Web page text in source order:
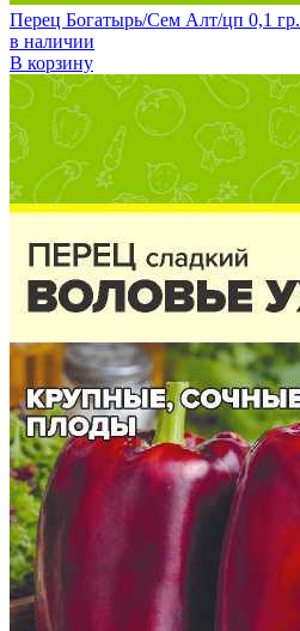
Перец Богатырь/Сем Алт/цп 0,1 гр.
в наличии
В корзину